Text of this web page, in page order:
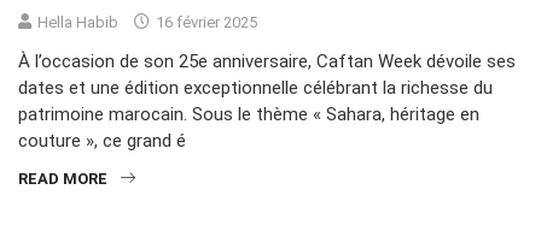
Hella Habib 16 février 2025
À l’occasion de son 25e anniversaire, Caftan Week dévoile ses
dates et une édition exceptionnelle célébrant la richesse du
patrimoine marocain. Sous le thème « Sahara, héritage en
couture », ce grand é
READ MORE